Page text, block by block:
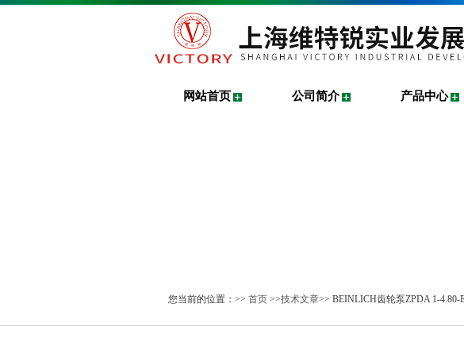
网站首页 公司简介 产品中心
您当前的位置：>> 首页 >>技术文章>> BEINLICH齿轮泵ZPDA 1-4.80-